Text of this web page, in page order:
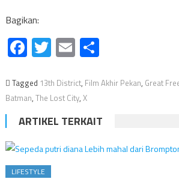
Bagikan:
Facebook
Twitter
EmailShare
Tagged 13th District, Film Akhir Pekan, Great
Batman, The Lost City, X
ARTIKEL TERKAIT
LIFESTYLE